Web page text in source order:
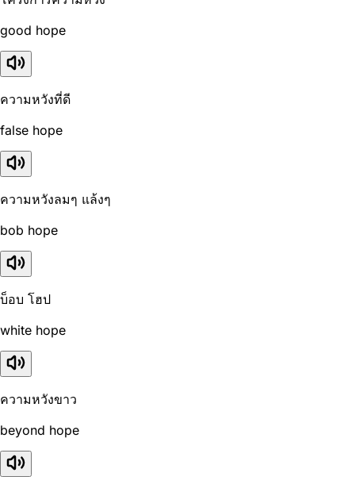
good hope
ความหวังที่ดี
false hope
ความหวังลมๆ แล้งๆ
bob hope
บ็อบ โฮป
white hope
ความหวังขาว
beyond hope